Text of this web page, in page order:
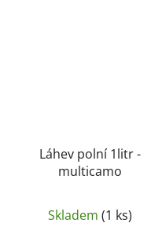
Láhev polní 1litr -
multicamo
Skladem (1 ks)